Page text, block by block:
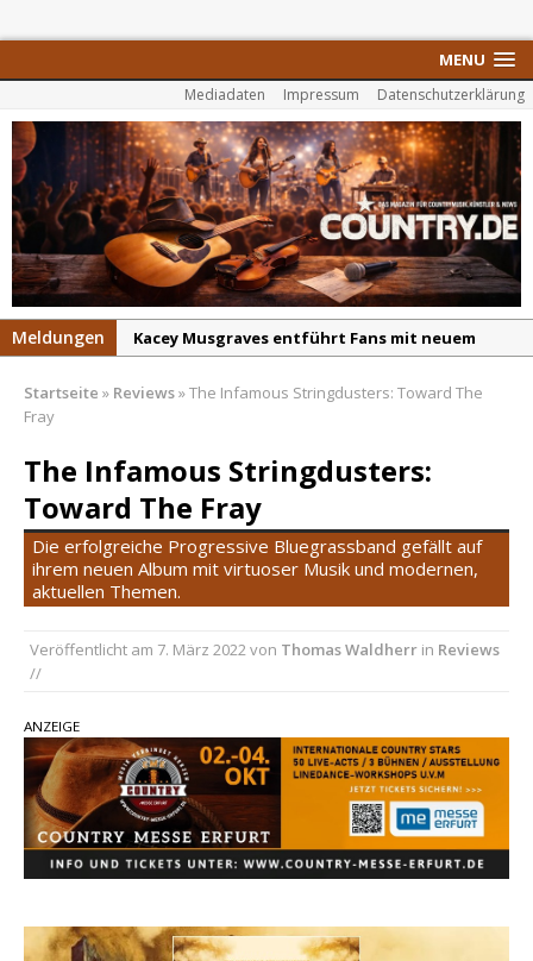
MENU
Mediadaten Impressum Datenschutzerklärung
Meldungen
Kacey Musgraves entführt Fans mit neuem
Carter Faith mit brandneuem Musikvideo zu
Son Volt – „Sound Signal Serenades“ erscheint
am 28. August
Country Music Hot News – 2. August 2026: Dolly
Parton, Bill Anderson und Shaboozey im Fokus
Chris Johnson & The Hollywood Hillbillies
Startseite » Reviews»The Infamous Stringdusters: Toward The
Fray
The Infamous Stringdusters:
Toward The Fray
Die erfolgreiche Progressive Bluegrassband gefällt auf
ihrem neuen Album mit virtuoser Musik und modernen,
aktuellen Themen.
Veröffentlicht am 7. März 2022 von Thomas Waldherr in Reviews
//
ANZEIGE